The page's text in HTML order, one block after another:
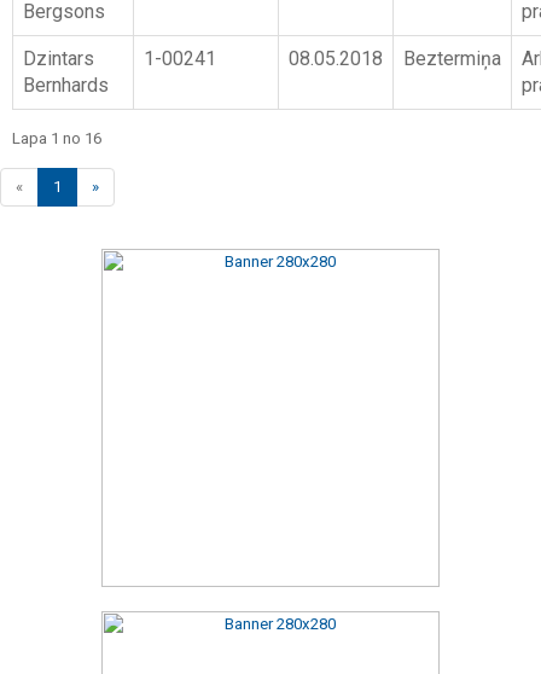
Bergsons
Dzintars
Bernhards
1-00241 08.05.2018 Beztermiņa
Lapa 1 no 16
« 1 »